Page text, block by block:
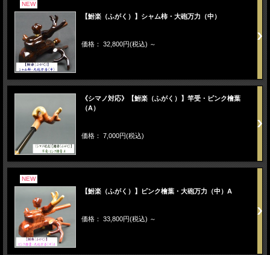
NEW
【鮒楽（ふがく）】シャム柿・大砲万力（中）
価格： 32,800円(税込) ～
《シマノ対応》【鮒楽（ふがく）】竿受・ピンク檜葉
（A）
価格： 7,000円(税込)
NEW
【鮒楽（ふがく）】ピンク檜葉・大砲万力（中）A
価格： 33,800円(税込) ～